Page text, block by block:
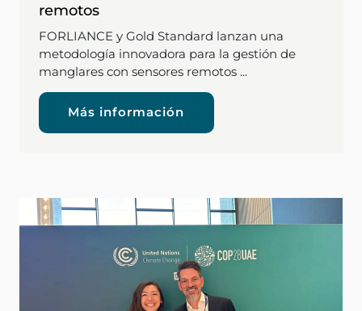
remotos
FORLIANCE y Gold Standard lanzan una
metodología innovadora para la gestión de
manglares con sensores remotos ...
Más información